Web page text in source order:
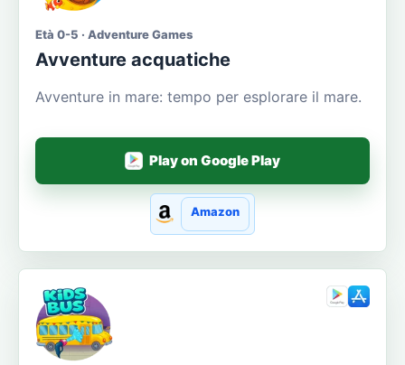
Età 0-5 · Adventure Games
Avventure acquatiche
Avventure in mare: tempo per esplorare il mare.
Play on Google Play
Amazon